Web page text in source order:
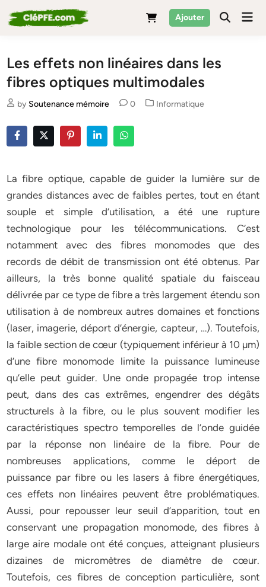
to
Ajouter
Les effets non linéaires dans les
fibres optiques multimodales
by Soutenance mémoire 0
Posted
Informatique
La fibre optique, capable de guider la lumière sur de
grandes distances avec de faibles pertes, tout en étant
souple et simple d’utilisation, a été une rupture
technologique pour les télécommunications. C’est
notamment avec des fibres monomodes que des
records de débit de transmission ont été obtenus. Par
ailleurs, la très bonne qualité spatiale du faisceau
délivrée par ce type de fibre a très largement étendu son
utilisation à de nombreux autres domaines et fonctions
(laser, imagerie, déport d’énergie, capteur, …). Toutefois,
la faible section de cœur (typiquement inférieur à 10 µm)
d’une fibre monomode limite la puissance lumineuse
qu’elle peut guider. Une onde propagée trop intense
peut, dans des cas extrêmes, engendrer des dégâts
structurels à la fibre, ou le plus souvent modifier les
caractéristiques spectro temporelles de l’onde guidée
par la réponse non linéaire de la fibre. Pour de
nombreuses applications, comme le déport de
puissance par fibre ou les lasers à fibre énergétiques,
ces effets non linéaires peuvent être problématiques.
Aussi, pour repousser leur seuil d’apparition, tout en
conservant une propagation monomode, des fibres à
large aire modale ont été conçues, atteignant plusieurs
dizaines de micromètres de diamètre de cœur.
Toutefois, ces fibres de conception particulière, sont